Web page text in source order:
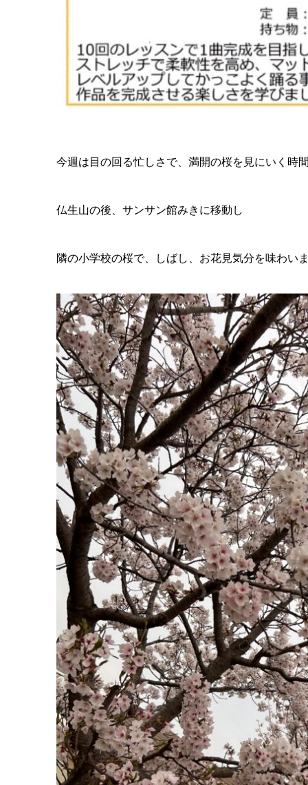
今週は目の回る忙しさで、満開の桜を見にいく時
仏生山の後、サンサン館みきに移動し
隣の小学校の桜で、しばし、お花見気分を味わい